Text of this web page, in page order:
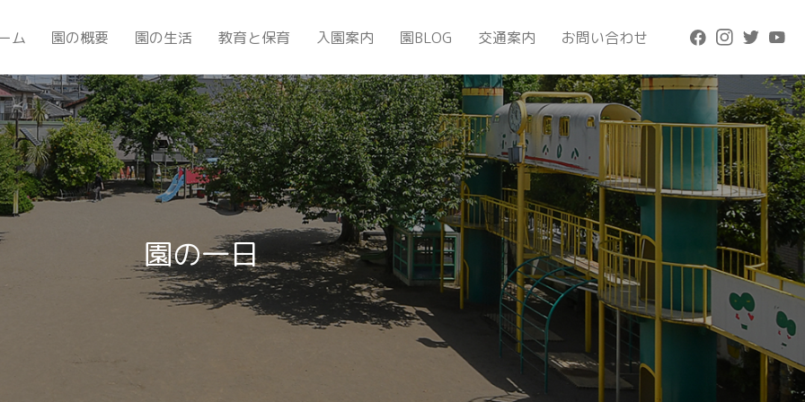
ム 園の概要 園の生活 教育と保育 入園案内 園BLOG 交通案内 お問い合わせ
園の一日